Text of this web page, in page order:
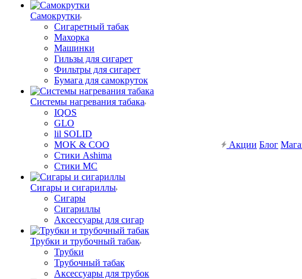
Самокрутки
Сигаретный табак
Махорка
Машинки
Гильзы для сигарет
Фильтры для сигарет
Бумага для самокруток
Системы нагревания табака
IQOS
GLO
lil SOLID
MOK & COO
Стики Ashima
Стики MC
Сигары и сигариллы
Сигары
Сигариллы
Аксессуары для сигар
Трубки и трубочный табак
Трубки
Трубочный табак
Аксессуары для трубок
Акции Блог